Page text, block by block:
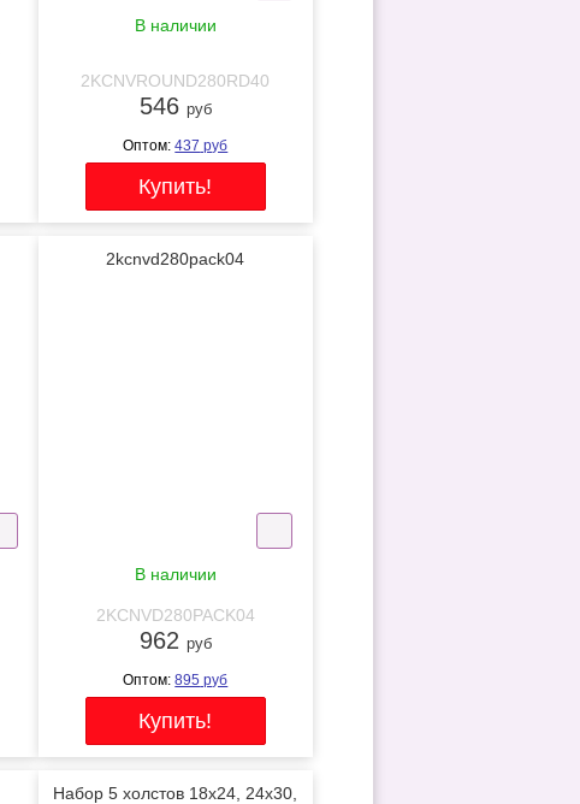
В наличии
2KCNVROUND280RD40
546 руб
Оптом:437 руб
2kcnvd280pack04
В наличии
2KCNVD280PACK04
962 руб
Оптом:895 руб
Набор 5 холстов 18x24, 24x30,